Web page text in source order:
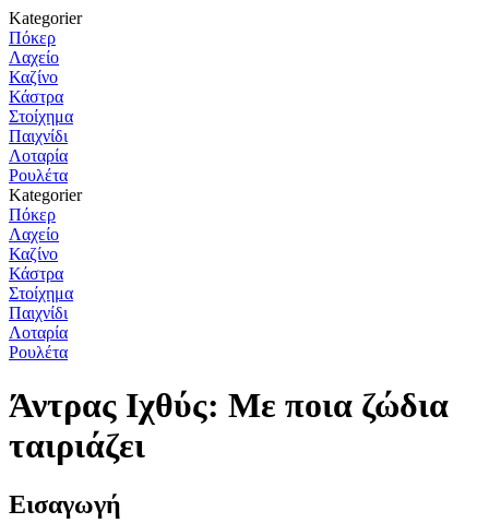
Kategorier
Πόκερ
Λαχείο
Καζίνο
Κάστρα
Στοίχημα
Παιχνίδι
Λοταρία
Ρουλέτα
Kategorier
Πόκερ
Λαχείο
Καζίνο
Κάστρα
Στοίχημα
Παιχνίδι
Λοταρία
Ρουλέτα
Άντρας Ιχθύς: Με ποια ζώδια
ταιριάζει
Εισαγωγή